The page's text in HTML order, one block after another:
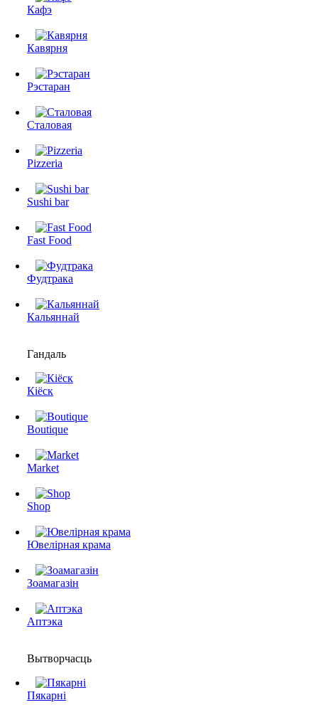
Кафэ
Кавярня
Рэстаран
Сталовая
Pizzeria
Sushi bar
Fast Food
Фудтрака
Кальяннай
Гандаль
Кіёск
Boutique
Market
Shop
Ювелірная крама
Зоамагазін
Аптэка
Вытворчасць
Пякарні